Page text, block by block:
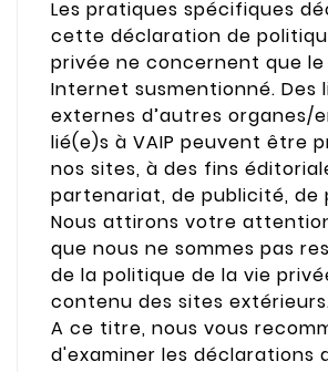
Les pratiques spécifiques
cette déclaration de
privée ne concernent que
Internet susmentionné. Des
externes d’autres organes/
lié(e)s à VAIP peuvent être
nos sites, à des fins
partenariat, de publicité, de
Nous attirons votre
que nous ne sommes pas
de la politique de la vie
contenu des sites
A ce titre, nous vous
d'examiner les déclarations